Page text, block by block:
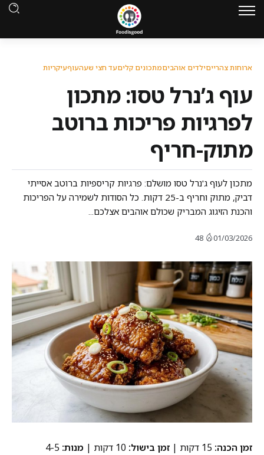
ארוחות צהרייםילדים אוהביםמתכונים קליםעד חצי שעהעוףעיקריות
עוף ג’נרל טסו: מתכון
לפרגיות פריכות ברוטב
מתוק-חריף
מתכון לעוף ג'נרל טסו מושלם: פרגיות קריספיות ברוטב אסייתי
דביק, מתוק וחריף ב-25 דקות. כל הסודות לשמירה על הפריכות
והכנת הזיגוג המבריק שכולם אוהבים אצלכם...
01/03/2026
48
זמן הכנה: זמן בישול: מנות: